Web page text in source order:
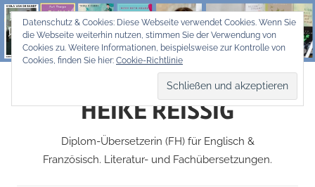
Zum
Inhalt
springen
HEIKE REISSIG
Diplom-Übersetzerin (FH) für Englisch &
Französisch. Literatur- und Fachübersetzungen.
Datenschutz & Cookies: Diese Webseite verwendet Cookies. Wenn Sie
die Webseite weiterhin nutzen, stimmen Sie der Verwendung von
Cookies zu. Weitere Informationen, beispielsweise zur Kontrolle von
Cookies, finden Sie hier: Cookie-Richtlinie